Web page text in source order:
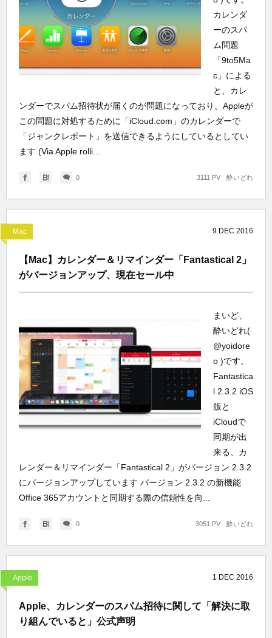
カレンダ
ーのスパ
ム問題
「9to5Ma
c」による
と、カレ
ンダーでスパム招待状が届くのが問題になっており、Appleが
この問題に対処するために「iCloud.com」のカレンダーで
「ジャンクレポート」を送信できるようにしているとしてい
ます (Via Apple rolli...
0 酔いどれ
3111 PV
Mac 9 DEC 2016
【Mac】カレンダー＆リマインダー「Fantastical 2」
がバージョンアップ、現在セール中
まいど、
酔いどれ(
@yoidore
o )です。
Fantastica
l 2.3.2 iOS
版と
iCloudで
同期が出
来る、カ
レンダー＆リマインダー「Fantastical 2」がバージョン 2.3.2
にバージョンアップしています バージョン 2.3.2 の新機能
Office 365アカウントと同期する際の信頼性を向...
0 酔いどれ
3051 PV
Apple 1 DEC 2016
Apple、カレンダーのスパム招待に関して「解決に取
り組んでいると」公式声明